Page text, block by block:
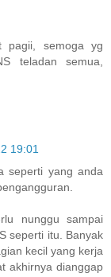
pagii, semoga yg
teladan semua,
19:01
seperti yang anda
nunggu sampai
seperti itu. Banyak
kecil yang kerja
akhirnya dianggap